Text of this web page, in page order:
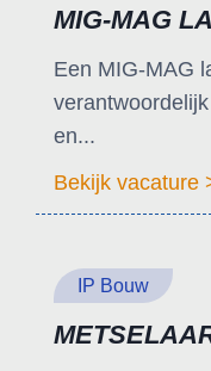
MIG-MAG
Een MIG-MAG
en...
Bekijk vacature
IP Bouw